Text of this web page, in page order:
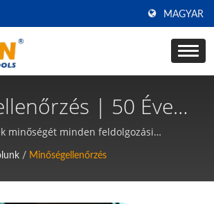
MAGYAR
| 50 Éve
És
TAIWAN-On
minőségét minden feldolgozási
gyártunk légszerszámokat és
TAIWAN-on | Gison
/ Minőségellenőrzés